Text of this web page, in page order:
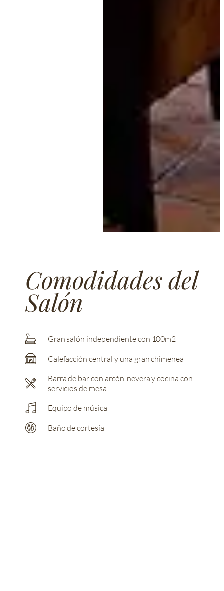
Comodidades del
Salón
Gran salón independiente con 100m2
Calefacción central y una gran chimenea
Barra de bar con arcón-nevera y cocina con
servicios de mesa
Equipo de música
Baño de cortesía